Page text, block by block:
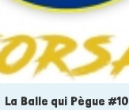
La Balle qui Pègue #10